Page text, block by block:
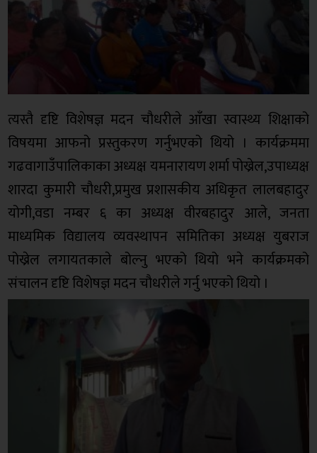
त्यस्तै दृष्टि विशेषज्ञ मदन चौधरीले आँखा स्वास्थ्य शिक्षाको
विषयमा आफनो प्रस्तुकरण गर्नुभएको थियो । कार्यक्रममा
गढवागाउँपालिकाका अध्यक्ष यमनारायण शर्मा पोख्रेल,उपाध्यक्ष
शारदा कुमारी चौधरी,प्रमुख प्रशासकीय अधिकृत लालबहादुर
योगी,वडा नम्बर ६ का अध्यक्ष वीरबहादुर आले, जनता
माध्यमिक विद्यालय व्यवस्थापन समितिका अध्यक्ष युबराज
पोख्रेल लगायतकाले बोल्नु भएको थियो भने कार्यक्रमको
संचालन दृष्टि विशेषज्ञ मदन चौधरीले गर्नु भएको थियो ।